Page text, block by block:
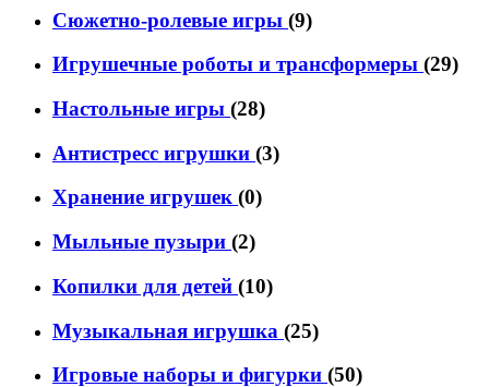
Сюжетно-ролевые игры (9)
Игрушечные роботы и трансформеры (29)
Настольные игры (28)
Антистресс игрушки (3)
Хранение игрушек (0)
Мыльные пузыри (2)
Копилки для детей (10)
Музыкальная игрушка (25)
Игровые наборы и фигурки (50)